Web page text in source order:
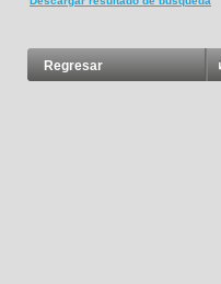
Regresar